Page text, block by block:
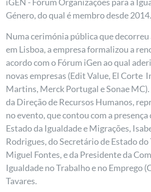
Género, do qual é membro desde 2014.
Numa cerimónia pública que decorreu
em Lisboa, a empresa formalizou a
acordo com o Fórum iGen ao qual
novas empresas (Edit Value, El Corte
Martins, Merck Portugal e Sonae
da Direção de Recursos Humanos,
no evento, que contou com a presença
Estado da Igualdade e Migrações,
Rodrigues, do Secretário de Estado
Miguel Fontes, e da Presidente da
Igualdade no Trabalho e no Emprego
Tavares.